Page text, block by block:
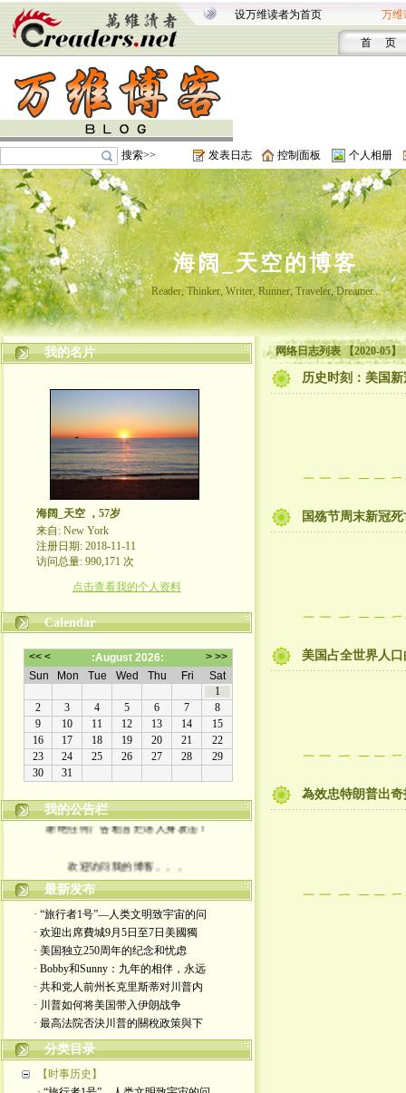
设万维读者为首页 万维
首 页
搜索>> 发表日志 控制面板 个人相册
海阔_天空的博客
Reader, Thinker, Writer, Runner, Traveler, Dreamer...
我的名片
海阔_天空 ，57岁
来自: New York
注册日期: 2018-11-11
访问总量: 990,171 次
点击查看我的个人资料
Calendar
我的公告栏
谢绝任何广告粗言烂语人身攻击！
欢迎访问我的博客。。。
最新发布
· “旅行者1号”—人类文明致宇宙的问
· 欢迎出席費城9月5日至7日美國獨
· 美国独立250周年的纪念和忧虑
· Bobby和Sunny：九年的相伴，永远
· 共和党人前州长克里斯蒂对川普内
· 川普如何将美国带入伊朗战争
· 最高法院否決川普的關稅政策與下
分类目录
【时事历史】
网络日志列表 【2020-05】
历史时刻：美国
国殇节周末新冠
美国占全世界人
為效忠特朗普出